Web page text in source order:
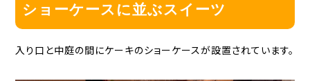
ショーケースに並ぶスイーツ
入り口と中庭の間にケーキのショーケースが設置されています。